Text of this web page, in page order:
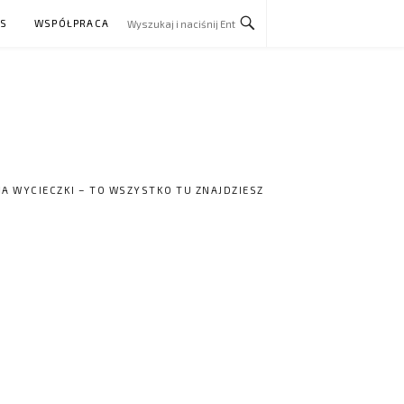
WSPÓŁPRACA
WYCIECZKI – TO WSZYSTKO TU ZNAJDZIESZ